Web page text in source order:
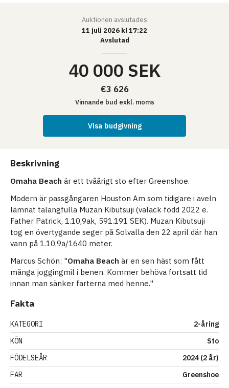
Auktionen avslutades
11 juli 2026 kl 17:22
Avslutad
40 000 SEK
€3 626
Vinnande bud exkl. moms
Visa budgivning
Beskrivning
Omaha Beach är ett tvåårigt sto efter Greenshoe.
Modern är passgångaren Houston Am som tidigare i aveln
lämnat talangfulla Muzan Kibutsuji (valack född 2022 e.
Father Patrick, 1.10,9ak, 591.191 SEK). Muzan Kibutsuji
tog en övertygande seger på Solvalla den 22 april där han
vann på 1.10,9a/1640 meter.
Marcus Schön: "Omaha Beach är en sen häst som fått
många joggingmil i benen. Kommer behöva fortsatt tid
innan man sänker farterna med henne."
Fakta
KATEGORI
2-åring
KÖN
Sto
FÖDELSEÅR
2024 (2 år)
FAR
Greenshoe